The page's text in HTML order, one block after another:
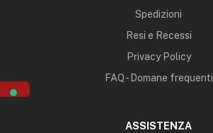
Spedizioni
Resi e Recessi
Privacy Policy
FAQ - Domane frequenti
ASSISTENZA